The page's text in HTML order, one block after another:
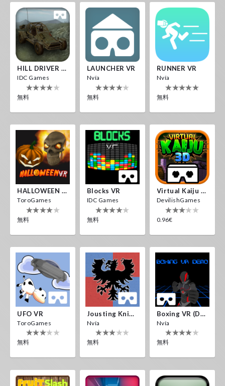
HILL DRIVER VR
IDC Games
無料
LAUNCHER VR
Nvía
無料
RUNNER VR
Nvía
無料
HALLOWEEN VR
ToroGames
無料
Blocks VR
IDC Games
無料
Virtual Kaiju 3D
DevilishGames
0.96€
UFO VR
ToroGames
無料
Jousting Knights VR
Nvía
無料
Boxing VR (Demo)
Nvía
無料